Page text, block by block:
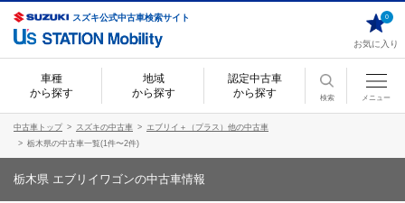
スズキ公式中古車検索サイト
お気に入り
0
車種
から探す
地域
から探す
認定中古車
から探す
検索 メニュー
中古車トップ スズキの中古車
エブリイ＋（プラス）他の中古車
栃木県の中古車一覧(1件〜2件)
栃木県 エブリイワゴンの中古車情報